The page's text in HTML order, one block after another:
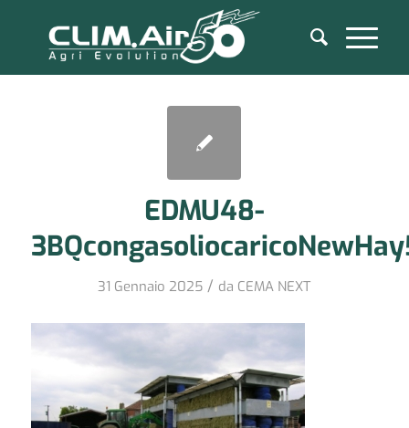
EDMU48-
31 Gennaio 2025 / da CEMA NEXT